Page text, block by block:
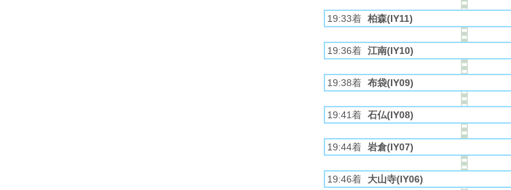
19:33着 柏森(IY11)
19:36着 江南(IY10)
19:38着 布袋(IY09)
19:41着 石仏(IY08)
19:44着 岩倉(IY07)
19:46着 大山寺(IY06)